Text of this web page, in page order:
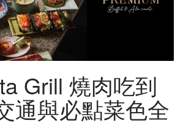
Grill 燒肉吃到
通與必點菜色全